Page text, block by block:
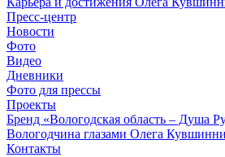
Пресс-центр
Новости
Фото
Видео
Дневники
Фото для прессы
Проекты
Бренд «Вологодская область – Душа
Вологодчина глазами Олега
Контакты